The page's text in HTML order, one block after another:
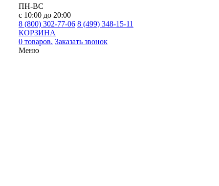
ПН-ВС
с 10:00 до 20:00
8 (800) 302-77-06 8 (499) 348-15-11
КОРЗИНА
0 товаров. Заказать звонок
Меню